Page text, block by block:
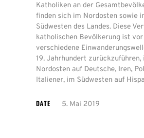
Katholiken an der
finden sich im Nordosten sowie
Südwesten des Landes. Diese
katholischen Bevölkerung ist
verschiedene
19. Jahrhundert zurückzuführen,
Nordosten auf Deutsche, Iren,
Italiener, im Südwesten auf
DATE 5. Mai 2019